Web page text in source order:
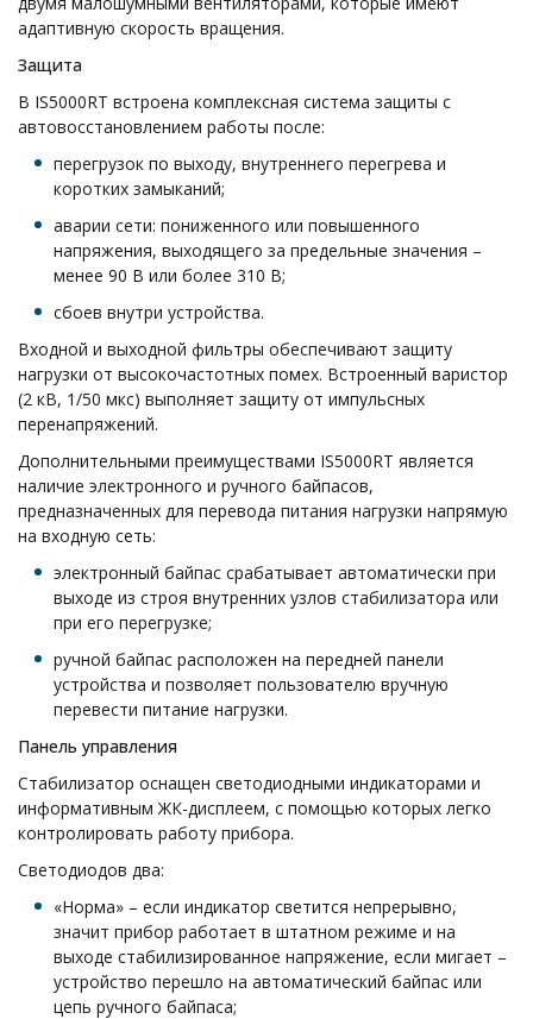
адаптивную скорость вращения.
Защита
В IS5000RT встроена комплексная система защиты с
автовосстановлением работы после:
перегрузок по выходу, внутреннего перегрева и
коротких замыканий;
аварии сети: пониженного или повышенного
напряжения, выходящего за предельные значения –
менее 90 В или более 310 В;
сбоев внутри устройства.
Входной и выходной фильтры обеспечивают защиту
нагрузки от высокочастотных помех. Встроенный варистор
(2 кВ, 1/50 мкс) выполняет защиту от импульсных
перенапряжений.
Дополнительными преимуществами IS5000RT является
наличие электронного и ручного байпасов,
предназначенных для перевода питания нагрузки напрямую
на входную сеть:
электронный байпас срабатывает автоматически при
выходе из строя внутренних узлов стабилизатора или
при его перегрузке;
ручной байпас расположен на передней панели
устройства и позволяет пользователю вручную
перевести питание нагрузки.
Панель управления
Стабилизатор оснащен светодиодными индикаторами и
информативным ЖК-дисплеем, с помощью которых легко
контролировать работу прибора.
Светодиодов два:
«Норма» – если индикатор светится непрерывно,
значит прибор работает в штатном режиме и на
выходе стабилизированное напряжение, если мигает –
устройство перешло на автоматический байпас или
цепь ручного байпаса;